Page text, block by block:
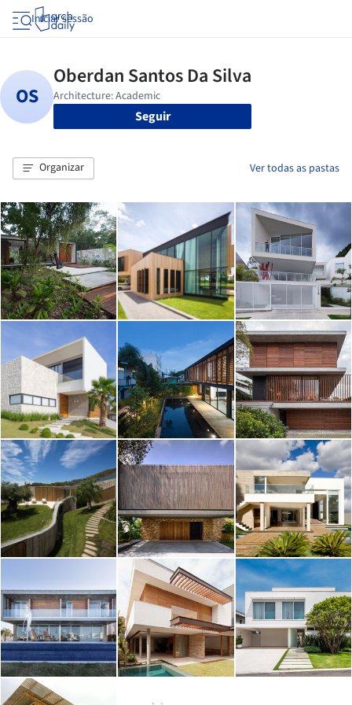
Iniciar sessão
Seguir
Organizar Ver todas as pastas